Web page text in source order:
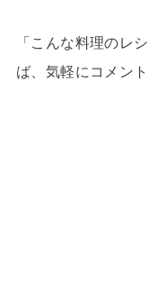
「こんな料理のレ
ば、気軽にコメント